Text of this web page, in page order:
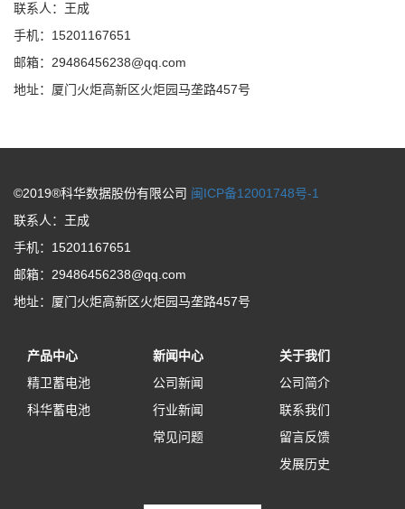
联系人：王成
手机：15201167651
邮箱：29486456238@qq.com
地址：厦门火炬高新区火炬园马垄路457号
©2019®科华数据股份有限公司 闽ICP备12001748号-1
联系人：王成
手机：15201167651
邮箱：29486456238@qq.com
地址：厦门火炬高新区火炬园马垄路457号
产品中心
精卫蓄电池
科华蓄电池
新闻中心
公司新闻
行业新闻
常见问题
关于我们
公司简介
联系我们
留言反馈
发展历史